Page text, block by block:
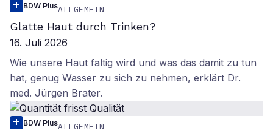
BDW PlusALLGEMEIN
Glatte Haut durch Trinken?
16. Juli 2026
Wie unsere Haut faltig wird und was das damit zu tun
hat, genug Wasser zu sich zu nehmen, erklärt Dr.
med. Jürgen Brater.
BDW PlusALLGEMEIN